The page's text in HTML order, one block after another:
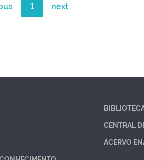
1 next
CENTRAL
ACERVO